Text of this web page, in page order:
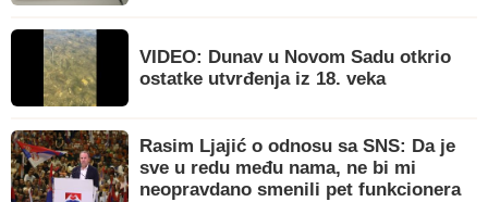
VIDEO: Dunav u Novom Sadu otkrio
ostatke utvrđenja iz 18. veka
Rasim Ljajić o odnosu sa SNS: Da je
sve u redu među nama, ne bi mi
neopravdano smenili pet funkcionera